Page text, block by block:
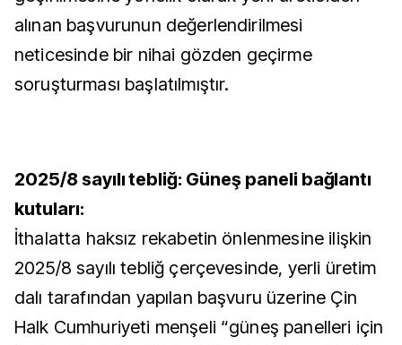
alınan başvurunun değerlendirilmesi
neticesinde bir nihai gözden geçirme
soruşturması başlatılmıştır.
2025/8 sayılı tebliğ: Güneş paneli bağlantı
kutuları:
İthalatta haksız rekabetin önlenmesine ilişkin
2025/8 sayılı tebliğ çerçevesinde, yerli üretim
dalı tarafından yapılan başvuru üzerine Çin
Halk Cumhuriyeti menşeli “güneş panelleri için